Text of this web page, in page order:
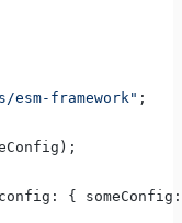
esm-framework" ;
{